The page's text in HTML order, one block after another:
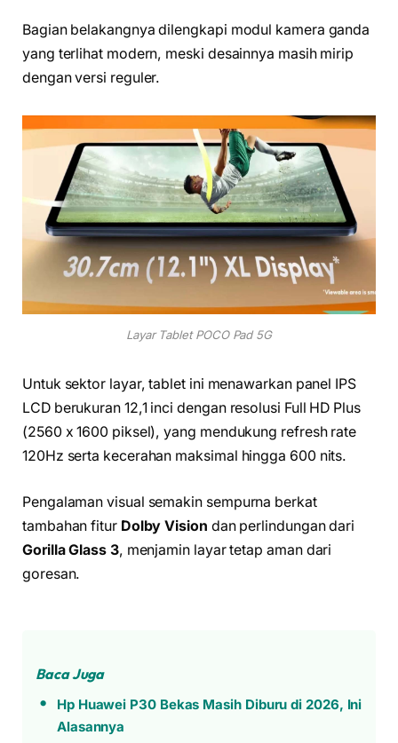
Bagian belakangnya dilengkapi modul kamera ganda
yang terlihat modern, meski desainnya masih mirip
dengan versi reguler.
Layar Tablet POCO Pad 5G
Untuk sektor layar, tablet ini menawarkan panel IPS
LCD berukuran 12,1 inci dengan resolusi Full HD Plus
(2560 x 1600 piksel), yang mendukung refresh rate
120Hz serta kecerahan maksimal hingga 600 nits.
Pengalaman visual semakin sempurna berkat
tambahan fitur Dolby Vision dan perlindungan dari
Gorilla Glass 3, menjamin layar tetap aman dari
goresan.
Baca Juga
Hp Huawei P30 Bekas Masih Diburu di 2026, Ini
Alasannya